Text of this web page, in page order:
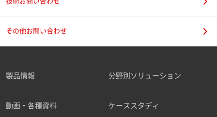
その他お問い合わせ
製品情報 分野別ソリューション
動画・各種資料 ケーススタディ